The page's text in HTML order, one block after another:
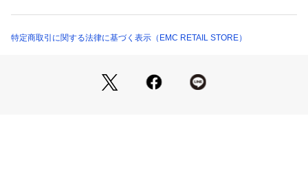
可愛さがより際立ち、自分らしいコーディネートを楽しめま
コンパクトながらも、スマートフォンやお財布、ポーチ、ボト
ルなど必要なアイテムをしっかり収納。
特定商取引に関する法律に基づく表示（EMC RETAIL STORE）